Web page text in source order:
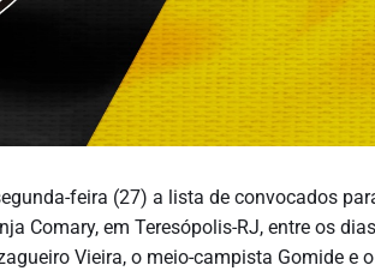
feira (27) a lista de convocados
Comary, em Teresópolis-RJ, entre os
Vieira, o meio-campista Gomide e